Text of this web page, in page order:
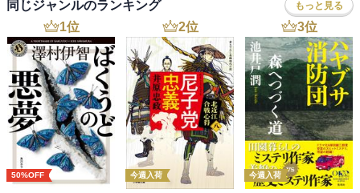
同じジャンルのランキング もっと見る
1位
50%OFF
2位
今週入荷
3位
今週入荷